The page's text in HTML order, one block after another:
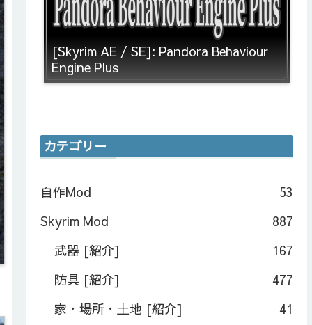
[Skyrim AE / SE]: Pandora Behaviour
Engine Plus
カテゴリー
自作Mod
53
Skyrim Mod
887
武器 [紹介]
167
防具 [紹介]
477
家・場所・土地 [紹介]
41